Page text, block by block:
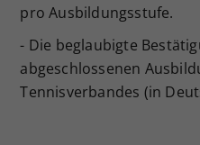
pro Ausbildungsstufe.
- Die beglaubigte
abgeschlossenen
Tennisverbandes (in